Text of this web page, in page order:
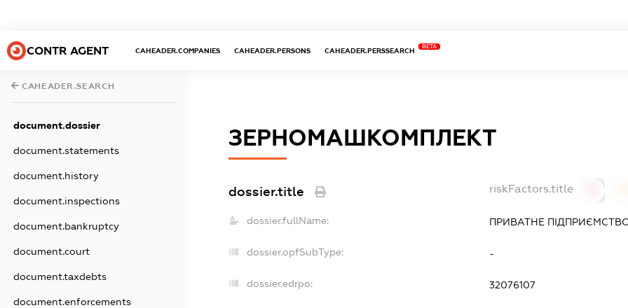
CONTR AGENT CAHEADER.COMPANIES CAHEADER.PERSONS CAHEADER.PERSSEARCH
BETA
CAHEADER.SEARCH
document.dossier
document.statements
document.history
document.inspections
document.bankruptcy
document.court
document.taxdebts
document.enforcements
ЗЕРНОМАШКОМПЛЕКТ
dossier.title riskFactors.title
dossier.fullName: ПРИВАТНЕ
dossier.opfSubType: -
dossier.edrpo: 32076107